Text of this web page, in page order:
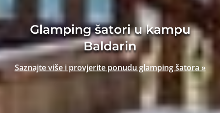
Glamping šatori u kampu
Baldarin
Saznajte više i provjerite ponudu glamping šatora »